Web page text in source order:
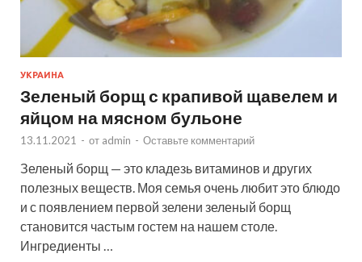
УКРАИНА
Зеленый борщ с крапивой щавелем и
яйцом на мясном бульоне
13.11.2021 - от admin - Оставьте комментарий
Зеленый борщ — это кладезь витаминов и других
полезных веществ. Моя семья очень любит это блюдо
и с появлением первой зелени зеленый борщ
становится частым гостем на нашем столе.
Ингредиенты …